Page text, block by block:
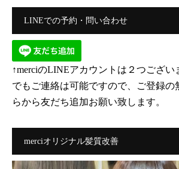
LINEでの予約・問い合わせ
↑merciのLINEアカウントは２つござい
でもご連絡は可能ですので、ご登録の
らから友だち追加お願い致します。
merciオリジナル髪質改善